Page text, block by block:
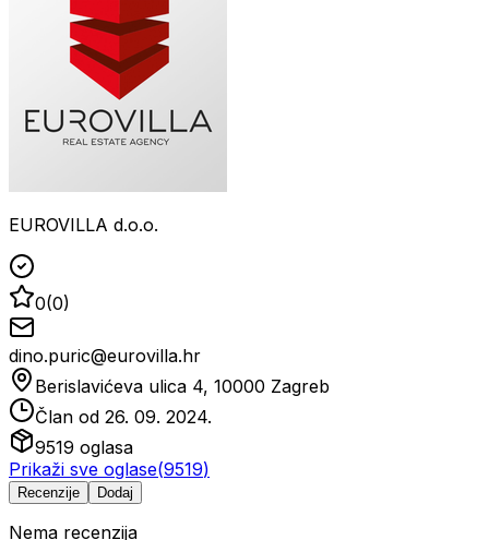
EUROVILLA d.o.o.
0(0)
dino.puric@eurovilla.hr
Berislavićeva ulica 4, 10000 Zagreb
Član od 26. 09. 2024.
9519 oglasa
Prikaži sve oglase(9519)
Recenzije Dodaj
Nema recenzija